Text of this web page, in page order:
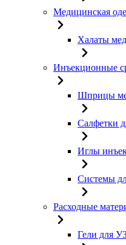
Медицинская
Халаты
Инъекционные
Шприцы
Салфетки
Иглы
Системы
Расходные
Гели для